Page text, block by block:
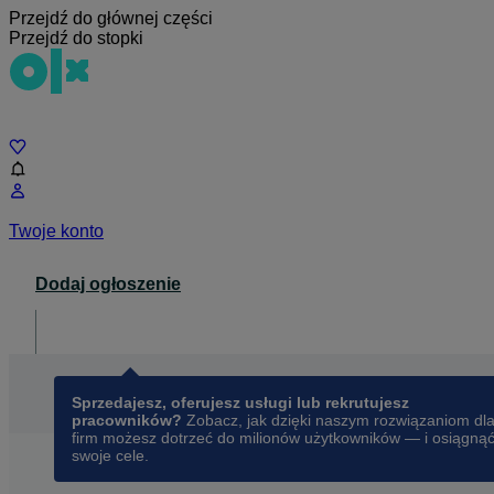
Przejdź do głównej części
Przejdź do stopki
Twoje konto
Dodaj ogłoszenie
Sprzedajesz, oferujesz usługi lub rekrutujesz
pracowników? Zobacz, jak dzięki naszym rozwiązaniom dla
firm możesz dotrzeć do milionów użytkowników — i osiągnąć
swoje cele.